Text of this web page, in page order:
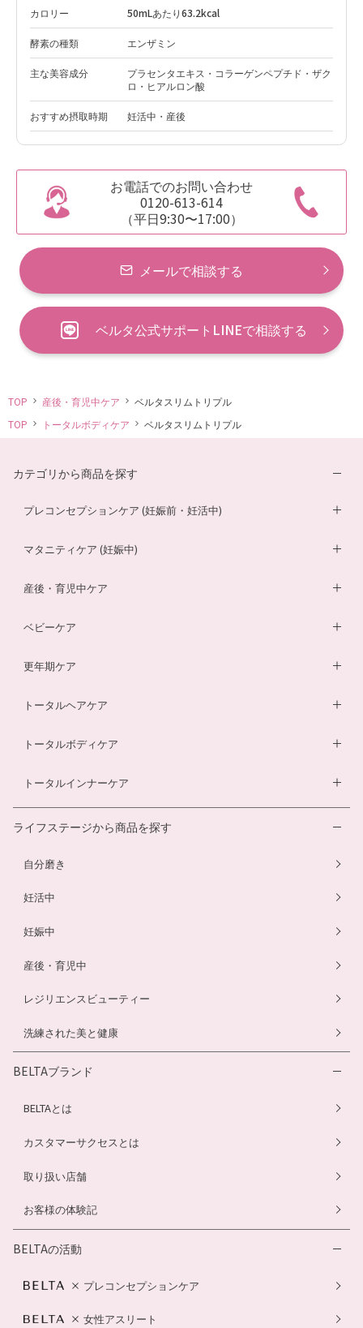
カロリー 50mLあたり63.2kcal
酵素の種類 エンザミン
主な美容成分
プラセンタエキス・コラーゲンペプチド・ザク
ロ・ヒアルロン酸
おすすめ摂取時期 妊活中・産後
お電話でのお問い合わせ
0120-613-614
（平日9:30〜17:00）
メールで相談する
ベルタ公式サポートLINEで相談する
TOP 産後・育児中ケア
ベルタスリムトリプル
TOP
トータルボディケア ベルタスリムトリプル
カテゴリから商品を探す
プレコンセプションケア (妊娠前・妊活中)
妊活サプリ
酵素ドリンク
温活シルク腹巻き
マタニティケア (妊娠中)
葉酸サプリ
産後・育児中ケア
DHA・EPAサプリ
ルイボスティー
離乳食サービス
幼児食サービス
骨盤ベルト
ベビーケア
ベビーオイル
更年期ケア
薬用入浴剤
トータルヘアケア
ヘアローション
ヘアカラートリートメント
トータルボディケア
ダイエットサプリ
酵素ドリンク
トータルインナーケア
ライフステージから商品を探す
自分磨き
妊活中
妊娠中
産後・育児中
レジリエンスビューティー
洗練された美と健康
BELTAブランド
BELTAとは
カスタマーサクセスとは
取り扱い店舗
お客様の体験記
BELTAの活動
プレコンセプションケア
女性アスリート